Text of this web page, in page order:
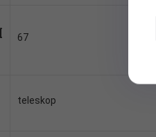
67
teleskop